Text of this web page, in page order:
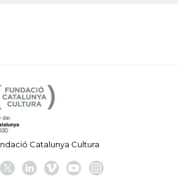
Catalunya Cultura